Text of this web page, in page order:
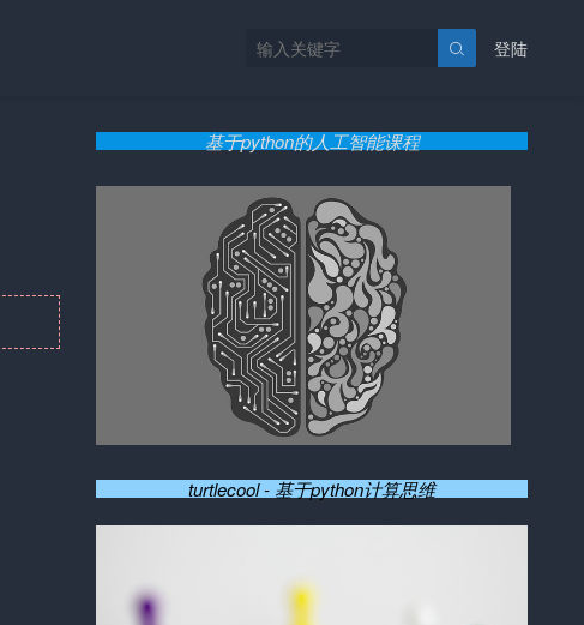
登陆

基于python的人工智能课程
turtlecool - 基于python计算思维